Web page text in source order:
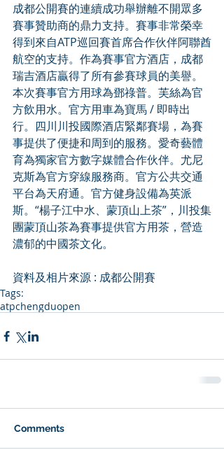
成都公開賽的連續成功舉辦離不開眾多
賽事贊助商的鼎力支持。賽事非常榮幸
得到來自ATP巡回賽首席合作伙伴阿聯酋
航空的支持。作為賽事官方酒店，成都
瑞吉酒店贏得了所有參賽球員的美譽。
本次賽事官方用球為鄧祿普。芙絲為官
方飲用水。官方用車為寶馬 / 即時出
行。四川川投國際酒店緊鄰賽場，為賽
事提供了便捷和周到的服務。愛奇藝體
育為獨家官方數字媒體合作伙伴。尤尼
克斯為官方穿線服務商。官方公共交通
平台為天府通。官方健身設備為英派
斯。“楊子江中水、蒙頂山上茶”，川投集
團蒙頂山茶為賽事提供官方用茶，營造
濃郁的中國茶文化。
資料及相片來源 : 成都公開賽
Tags:
atpchengduopen
Comments